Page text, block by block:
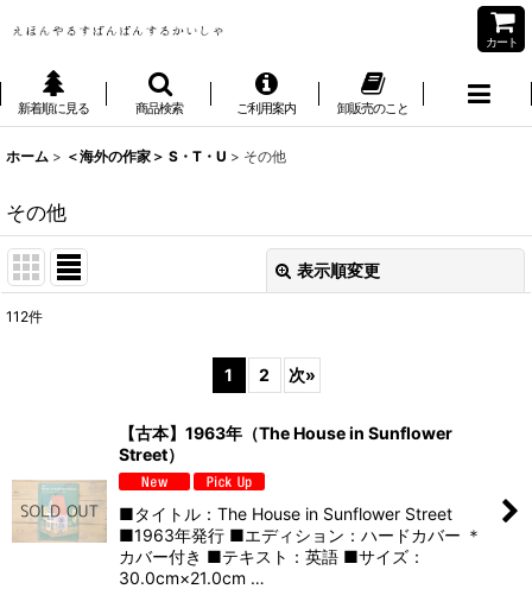
カート
新着順に見る 商品検索 ご利用案内 卸販売のこと
ホーム > ＜海外の作家＞ S・T・U > その他
その他
表示順変更
112件
1 2 次»
【古本】1963年（The House in Sunflower
Street）
■タイトル：The House in Sunflower Street
■1963年発行 ■エディション：ハードカバー ＊
カバー付き ■テキスト：英語 ■サイズ：
30.0cm×21.0cm …